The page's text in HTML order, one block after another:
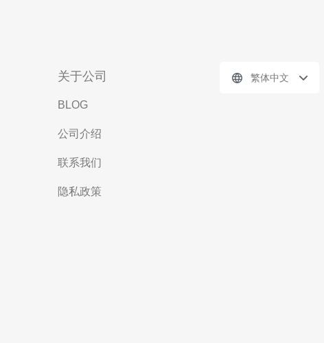
关于公司
BLOG
公司介绍
联系我们
隐私政策
繁体中文